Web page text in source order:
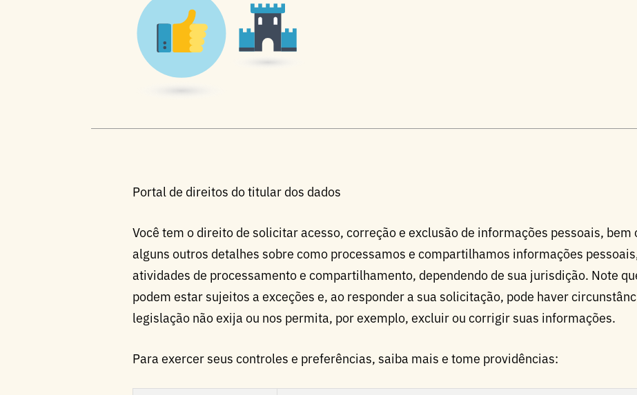
Portal de direitos do titular dos dados
Você tem o direito de solicitar acesso, correção e exclusão de informações pessoais, bem
alguns outros detalhes sobre como processamos e compartilhamos informações
atividades de processamento e compartilhamento, dependendo de sua jurisdição. Note
podem estar sujeitos a exceções e, ao responder a sua solicitação, pode haver
legislação não exija ou nos permita, por exemplo, excluir ou corrigir suas informações.
Para exercer seus controles e preferências, saiba mais e tome providências: